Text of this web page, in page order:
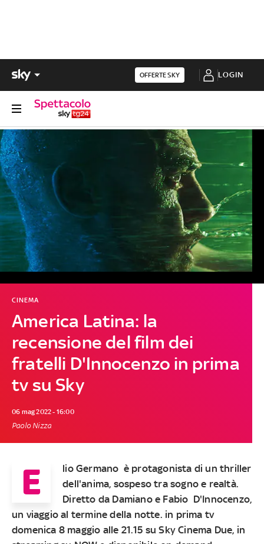
OFFERTE SKY LOGIN
America Latina: la
recensione del film dei
fratelli D'Innocenzo in prima
tv su Sky
CINEMA
06 mag 2022 - 16:00
Paolo Nizza
E
lio Germano è protagonista di un thriller
dell'anima, sospeso tra sogno e realtà.
Diretto da Damiano e Fabio D'Innocenzo,
un viaggio al termine della notte. in prima tv
domenica 8 maggio alle 21.15 su Sky Cinema Due, in